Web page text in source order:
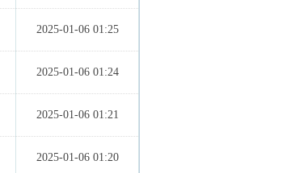
2025-01-06 01:25
2025-01-06 01:24
2025-01-06 01:21
2025-01-06 01:20